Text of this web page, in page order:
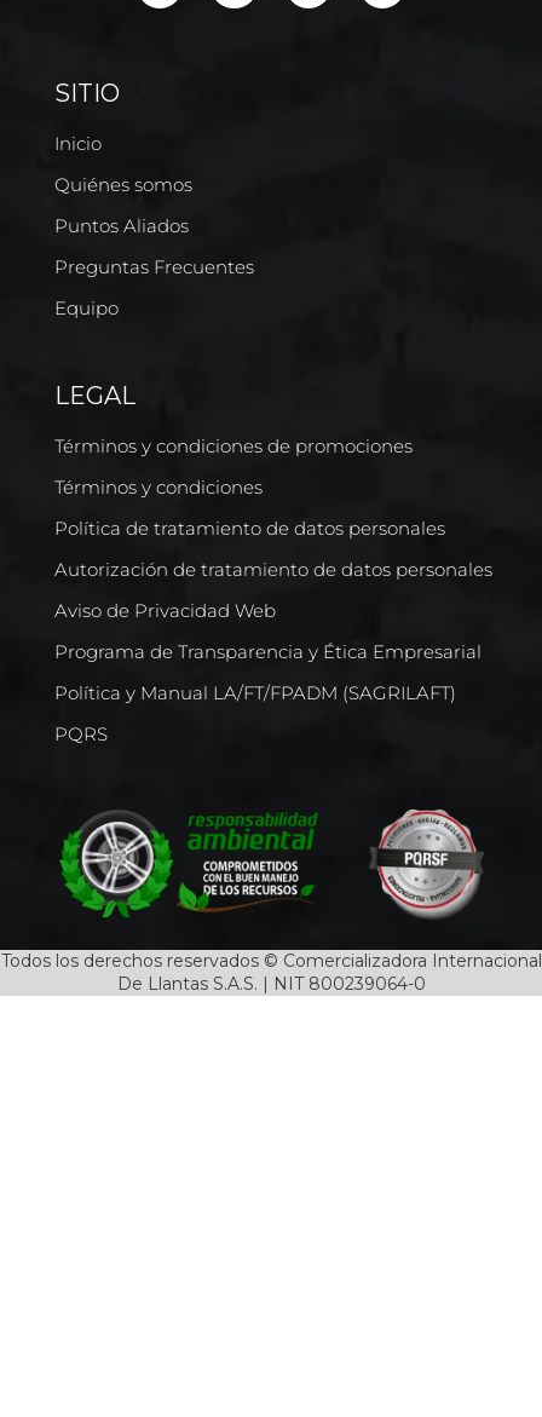
SITIO
Inicio
Quiénes somos
Puntos Aliados
Preguntas Frecuentes
Equipo
LEGAL
Términos y condiciones de promociones
Términos y condiciones
Política de tratamiento de datos personales
Autorización de tratamiento de datos personales
Aviso de Privacidad Web
Programa de Transparencia y Ética Empresarial
Política y Manual LA/FT/FPADM (SAGRILAFT)
PQRS
Todos los derechos reservados © Comercializadora Internacional
De Llantas S.A.S. | NIT 800239064-0